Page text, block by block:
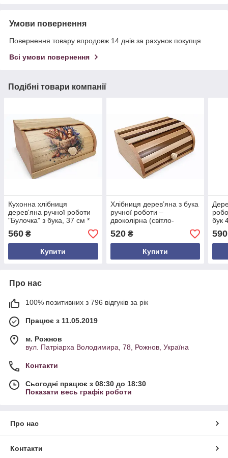
Умови повернення
Повернення товару впродовж 14 днів за рахунок покупця
Всі умови повернення
Подібні товари компанії
Кухонна хлібниця
дерев'яна ручної роботи
"Булочка" з бука, 37 см *
27 см, висота 17 см, 3D
друк (мішечок із
колосками та батонами)
560 ₴
Купити
Хлібниця дерев’яна з бука
ручної роботи –
двоколірна (світло-
коричнева) 37×27×17 см |
Натуральне дерево для
зберігання хліба
520₴
Купити
бук
з
590
Про нас
100% позитивних з 796 відгуків за рік
Працює з 11.05.2019
м. Рожнов
вул. Патріарха Володимира, 78, Рожнов, Україна
Контакти
Сьогодні працює з 08:30 до 18:30
Показати весь графік роботи
Про нас
Контакти